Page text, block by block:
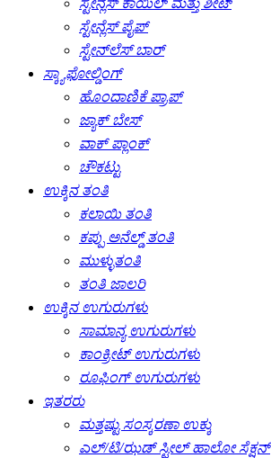
ಸ್ಟೇನ್ಲೆಸ್ ಪೈಪ್
ಸ್ಟೇನ್‌ಲೆಸ್ ಬಾರ್
ಸ್ಕ್ಯಾಫೋಲ್ಡಿಂಗ್
ಹೊಂದಾಣಿಕೆ ಪ್ರಾಪ್
ಜ್ಯಾಕ್ ಬೇಸ್
ವಾಕ್ ಪ್ಲಾಂಕ್
ಚೌಕಟ್ಟು
ಉಕ್ಕಿನ ತಂತಿ
ಕಲಾಯಿ ತಂತಿ
ಕಪ್ಪು ಅನೆಲ್ಡ್ ತಂತಿ
ಮುಳ್ಳುತಂತಿ
ತಂತಿ ಜಾಲರಿ
ಉಕ್ಕಿನ ಉಗುರುಗಳು
ಸಾಮಾನ್ಯ ಉಗುರುಗಳು
ಕಾಂಕ್ರೀಟ್ ಉಗುರುಗಳು
ರೂಫಿಂಗ್ ಉಗುರುಗಳು
ಇತರರು
ಮತ್ತಷ್ಟು ಸಂಸ್ಕರಣಾ ಉಕ್ಕು
ಎಲ್/ಟಿ/ಝಡ್ ಸ್ಟೀಲ್ ಹಾಲೋ ಸೆಕ್ಷನ್